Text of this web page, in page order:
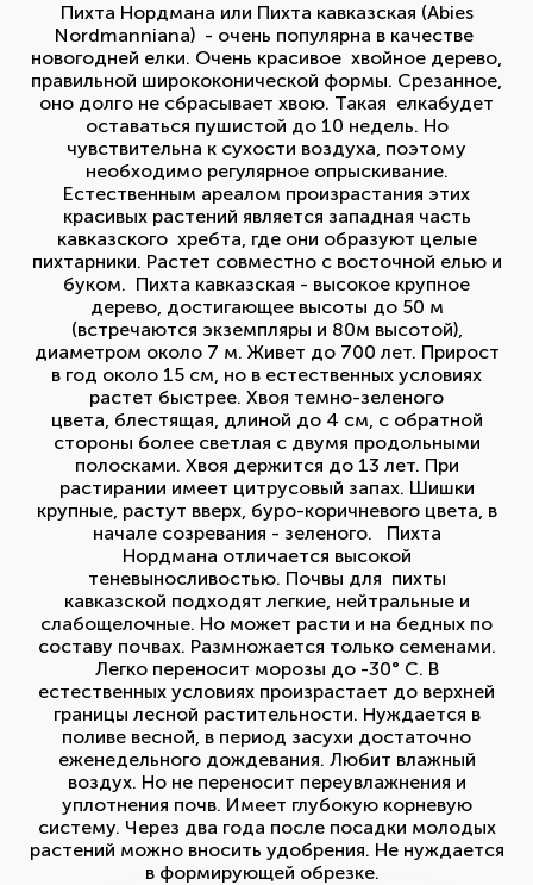
Пихта Нордмана или Пихта кавказская (Abies
Nordmanniana) - очень популярна в качестве
новогодней елки. Очень красивое хвойное дерево,
правильной ширококонической формы. Срезанное,
оно долго не сбрасывает хвою. Такая елкабудет
оставаться пушистой до 10 недель. Но
чувствительна к сухости воздуха, поэтому
необходимо регулярное опрыскивание.
Естественным ареалом произрастания этих
красивых растений является западная часть
кавказского хребта, где они образуют целые
пихтарники. Растет совместно с восточной елью и
буком. Пихта кавказская - высокое крупное
дерево, достигающее высоты до 50 м
(встречаются экземпляры и 80м высотой),
диаметром около 7 м. Живет до 700 лет. Прирост
в год около 15 см, но в естественных условиях
растет быстрее. Хвоя темно-зеленого
цвета, блестящая, длиной до 4 см, с обратной
стороны более светлая с двумя продольными
полосками. Хвоя держится до 13 лет. При
растирании имеет цитрусовый запах. Шишки
крупные, растут вверх, буро-коричневого цвета, в
начале созревания - зеленого. Пихта
Нордмана отличается высокой
теневыносливостью. Почвы для пихты
кавказской подходят легкие, нейтральные и
слабощелочные. Но может расти и на бедных по
составу почвах. Размножается только семенами.
Легко переносит морозы до -30° С. В
естественных условиях произрастает до верхней
границы лесной растительности. Нуждается в
поливе весной, в период засухи достаточно
еженедельного дождевания. Любит влажный
воздух. Но не переносит переувлажнения и
уплотнения почв. Имеет глубокую корневую
систему. Через два года после посадки молодых
растений можно вносить удобрения. Не нуждается
в формирующей обрезке.